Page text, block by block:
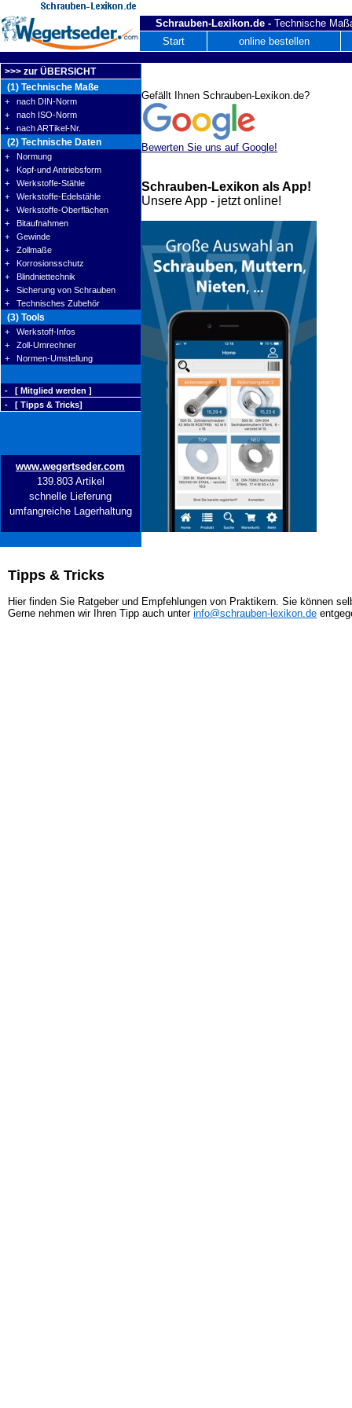
Schrauben-Lexikon.de - Technische
Start
online bestellen
>>> zur ÜBERSICHT
(1) Technische Maße
+ nach DIN-Norm
+ nach ISO-Norm
+ nach ARTikel-Nr.
(2) Technische Daten
+ Normung
+ Kopf-und Antriebsform
+ Werkstoffe-Stähle
+ Werkstoffe-Edelstähle
+ Werkstoffe-Oberflächen
+ Bitaufnahmen
+ Gewinde
+ Zollmaße
+ Korrosionsschutz
+ Blindniettechnik
+ Sicherung von Schrauben
+ Technisches Zubehör
(3) Tools
+ Werkstoff-Infos
+ Zoll-Umrechner
+ Normen-Umstellung
- [ Mitglied werden ]
- [ Tipps & Tricks]
www.wegertseder.com
139.803 Artikel
schnelle Lieferung
umfangreiche Lagerhaltung
Tipps & Tricks
Hier finden Sie Ratgeber und Empfehlungen von Praktikern. Sie können
Gerne nehmen wir Ihren Tipp auch unter info@schrauben-lexikon.de
Gefällt Ihnen Schrauben-Lexikon.de?
Bewerten Sie uns auf Google!
Schrauben-Lexikon als App!
Unsere App - jetzt online!